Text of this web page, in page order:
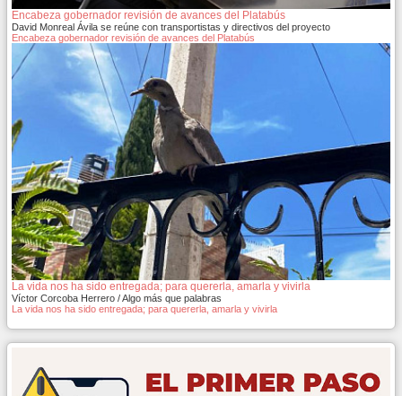
Encabeza gobernador revisión de avances del Platabús
David Monreal Ávila se reúne con transportistas y directivos del proyecto
Encabeza gobernador revisión de avances del Platabús
La vida nos ha sido entregada; para quererla, amarla y vivirla
Víctor Corcoba Herrero / Algo más que palabras
La vida nos ha sido entregada; para quererla, amarla y vivirla